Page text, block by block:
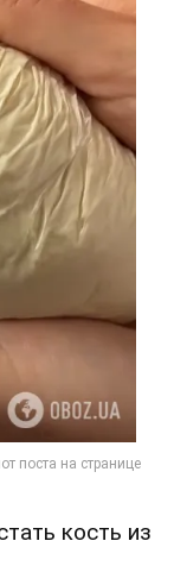
кость из